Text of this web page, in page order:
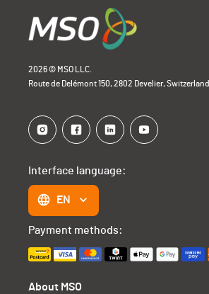
2026 © MSO LLC.
Route de Delémont 150, 2802 Develier, Switzerland
About MSO
Interface language:
EN
Payment methods: